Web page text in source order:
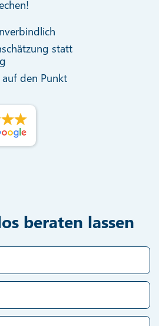
statt
den Punkt
beraten lassen